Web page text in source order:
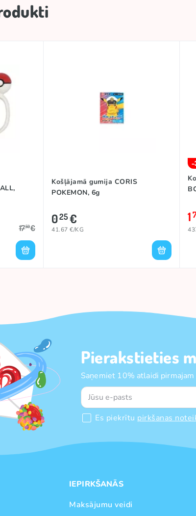
1750€
Košļājamā gumija CORIS
POKEMON, 6g
025€
41.67 €/KG
-
1
Pierakstieties
Saņemiet 10% atlaidi
Es piekrītu pirkšanas
IEPIRKŠANĀS
Maksājumu veidi